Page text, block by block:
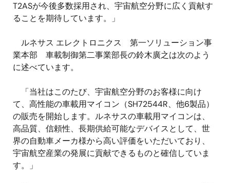
T2ASが今後多数採用され、宇宙航空分野に広く貢献す
ることを期待しています。」
ルネサス エレクトロニクス 第一ソリューション事
業本部 車載制御第二事業部長の鈴木廣之は次のよう
に述べています。
「当社はこのたび、宇宙航空分野のお客様に向け
て、高性能の車載用マイコン（SH72544R、他6製品）
の販売を開始します。ルネサスの車載用マイコンは、
高品質、信頼性、長期供給可能なデバイスとして、世
界の自動車メーカ様から高い評価をいただいており、
宇宙航空産業の発展に貢献できるものと確信していま
す。」